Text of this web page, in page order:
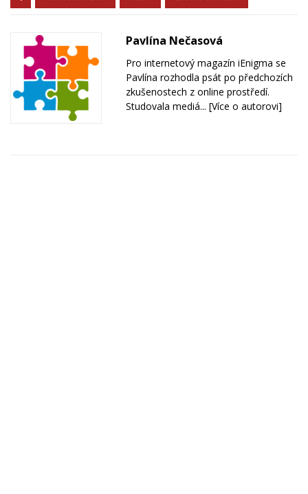
Pavlína Nečasová
Pro internetový magazín iEnigma se
Pavlína rozhodla psát po předchozích
zkušenostech z online prostředí.
Studovala mediá... [Více o autorovi]